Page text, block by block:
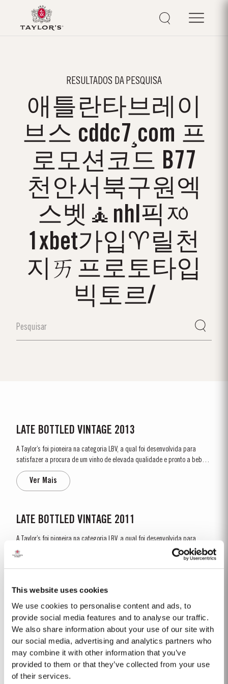
This website uses cookies
We use cookies to personalise content and ads, to
provide social media features and to analyse our traffic.
We also share information about your use of our site with
our social media, advertising and analytics partners who
may combine it with other information that you’ve
provided to them or that they’ve collected from your use
of their services.
RESULTADOS DA PESQUISA
애틀란타브레이
브스 cddc7¸com 프
로모션코드 B77
천안서북구원엑
스벳🧘nhl픽ᅍ
1xbet가입♈릴천
지ㄞ프로토타입
빅토르/
LATE BOTTLED VINTAGE 2013
A Taylor’s foi pioneira na categoria LBV, a qual foi desenvolvida para
satisfazer a procura de um vinho de elevada qualidade e pronto a beber,
que funcionasse como uma alternativa ao porto vintage, para o consumo
do dia-a-dia. Contrariamente ao porto vintage, que é engarrafado após
dois anos em madeira e que envelhece na...
Ver Mais
LATE BOTTLED VINTAGE 2011
A Taylor’s foi pioneira na categoria LBV, a qual foi desenvolvida para
satisfazer a procura de um vinho de elevada qualidade e pronto a beber,
que funcionasse como uma alternativa ao porto vintage, para o consumo
do dia-a-dia. Contrariamente ao porto vintage, que é engarrafado após
Ver Mais
1985
A colheita de 1985 foi precedida por um inverno excecionalmente frio e
húmido. A aparição dos rebentos deu-se no início de abril e a floração por
volta do final de maio. O verão foi quente em toda a região e a vindima
começou a 26 de setembro. Para o fim da vindima era evidente que o...
Ver Mais